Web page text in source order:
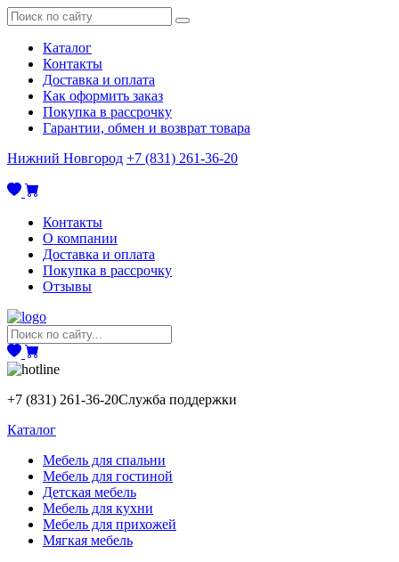
Каталог
Контакты
Доставка и оплата
Как оформить заказ
Покупка в рассрочку
Гарантии, обмен и возврат товара
Нижний Новгород +7 (831) 261-36-20
Контакты
О компании
Доставка и оплата
Покупка в рассрочку
Отзывы
+7 (831) 261-36-20Служба поддержки
Каталог
Мебель для спальни
Мебель для гостиной
Детская мебель
Мебель для кухни
Мебель для прихожей
Мягкая мебель